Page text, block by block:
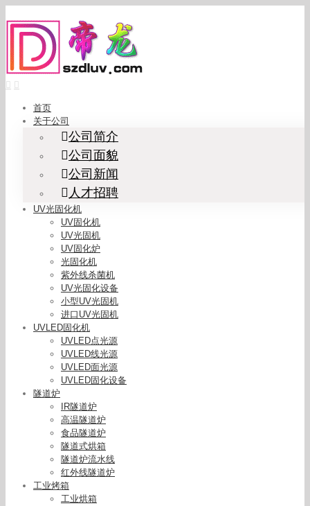
to
content
首页
关于公司
公司简介
公司面貌
公司新闻
人才招聘
UV光固化机
UV固化机
UV光固机
UV固化炉
光固化机
紫外线杀菌机
UV光固化设备
小型UV光固机
进口UV光固机
UVLED固化机
UVLED点光源
UVLED线光源
UVLED面光源
UVLED固化设备
隧道炉
IR隧道炉
高温隧道炉
食品隧道炉
隧道式烘箱
隧道炉流水线
红外线隧道炉
工业烤箱
工业烘箱